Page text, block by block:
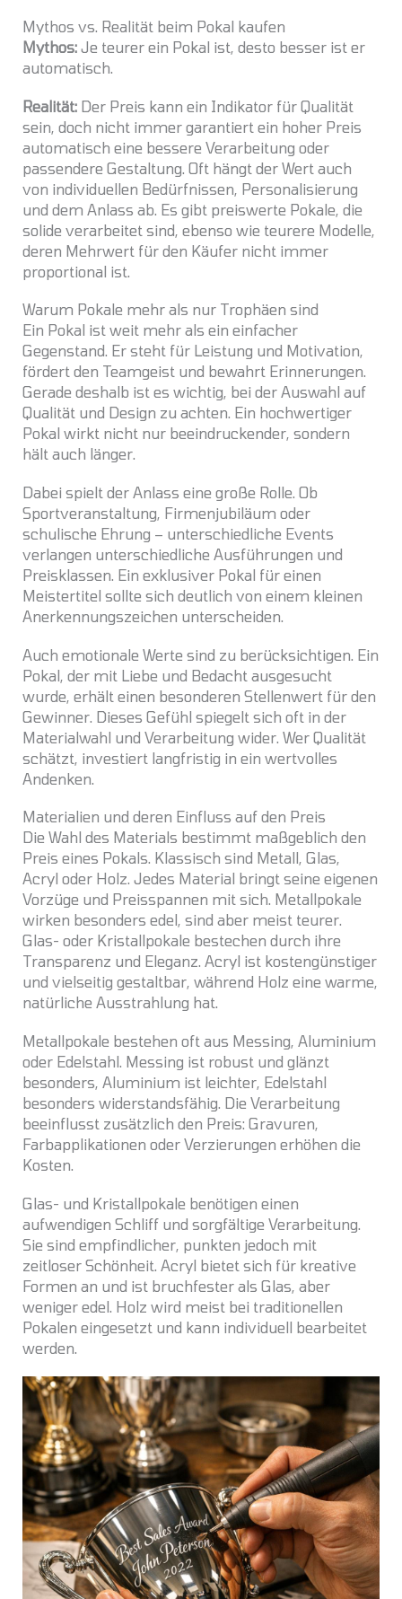
Mythos vs. Realität beim Pokal kaufen
Mythos: Je teurer ein Pokal ist, desto besser ist er
automatisch.
Realität: Der Preis kann ein Indikator für Qualität
sein, doch nicht immer garantiert ein hoher Preis
automatisch eine bessere Verarbeitung oder
passendere Gestaltung. Oft hängt der Wert auch
von individuellen Bedürfnissen, Personalisierung
und dem Anlass ab. Es gibt preiswerte Pokale, die
solide verarbeitet sind, ebenso wie teurere Modelle,
deren Mehrwert für den Käufer nicht immer
proportional ist.
Warum Pokale mehr als nur Trophäen sind
Ein Pokal ist weit mehr als ein einfacher
Gegenstand. Er steht für Leistung und Motivation,
fördert den Teamgeist und bewahrt Erinnerungen.
Gerade deshalb ist es wichtig, bei der Auswahl auf
Qualität und Design zu achten. Ein hochwertiger
Pokal wirkt nicht nur beeindruckender, sondern
hält auch länger.
Dabei spielt der Anlass eine große Rolle. Ob
Sportveranstaltung, Firmenjubiläum oder
schulische Ehrung – unterschiedliche Events
verlangen unterschiedliche Ausführungen und
Preisklassen. Ein exklusiver Pokal für einen
Meistertitel sollte sich deutlich von einem kleinen
Anerkennungszeichen unterscheiden.
Auch emotionale Werte sind zu berücksichtigen. Ein
Pokal, der mit Liebe und Bedacht ausgesucht
wurde, erhält einen besonderen Stellenwert für den
Gewinner. Dieses Gefühl spiegelt sich oft in der
Materialwahl und Verarbeitung wider. Wer Qualität
schätzt, investiert langfristig in ein wertvolles
Andenken.
Materialien und deren Einfluss auf den Preis
Die Wahl des Materials bestimmt maßgeblich den
Preis eines Pokals. Klassisch sind Metall, Glas,
Acryl oder Holz. Jedes Material bringt seine eigenen
Vorzüge und Preisspannen mit sich. Metallpokale
wirken besonders edel, sind aber meist teurer.
Glas- oder Kristallpokale bestechen durch ihre
Transparenz und Eleganz. Acryl ist kostengünstiger
und vielseitig gestaltbar, während Holz eine warme,
natürliche Ausstrahlung hat.
Metallpokale bestehen oft aus Messing, Aluminium
oder Edelstahl. Messing ist robust und glänzt
besonders, Aluminium ist leichter, Edelstahl
besonders widerstandsfähig. Die Verarbeitung
beeinflusst zusätzlich den Preis: Gravuren,
Farbapplikationen oder Verzierungen erhöhen die
Kosten.
Glas- und Kristallpokale benötigen einen
aufwendigen Schliff und sorgfältige Verarbeitung.
Sie sind empfindlicher, punkten jedoch mit
zeitloser Schönheit. Acryl bietet sich für kreative
Formen an und ist bruchfester als Glas, aber
weniger edel. Holz wird meist bei traditionellen
Pokalen eingesetzt und kann individuell bearbeitet
werden.